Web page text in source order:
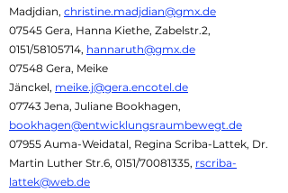
Madjdian, christine.madjdian@gmx.de
07545 Gera, Hanna Kiethe, Zabelstr.2,
0151/58105714, hannaruth@gmx.de
07548 Gera, Meike
Jänckel, meike.j@gera.encotel.de
07743 Jena, Juliane Bookhagen,
bookhagen@entwicklungsraumbewegt.de
07955 Auma-Weidatal, Regina Scriba-Lattek, Dr.
Martin Luther Str.6, 0151/70081335, rscriba-
lattek@web.de